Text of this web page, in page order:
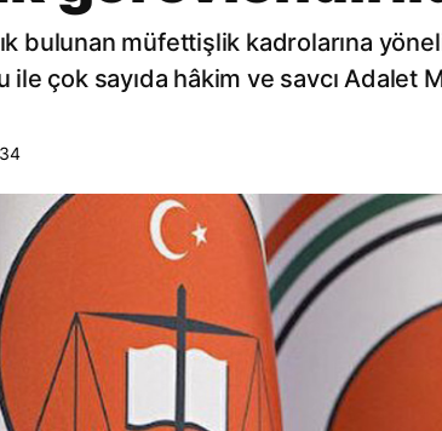
bulunan müfettişlik kadrolarına
çok sayıda hâkim ve savcı Adalet